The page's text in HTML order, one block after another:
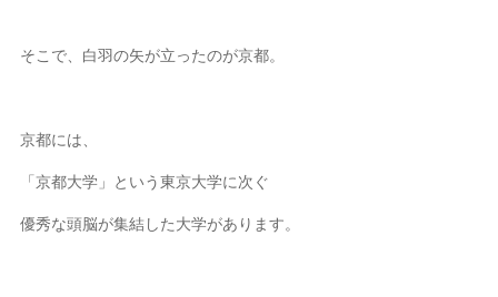
そこで、白羽の矢が立ったのが京都。
京都には、
「京都大学」という東京大学に次ぐ
優秀な頭脳が集結した大学があります。